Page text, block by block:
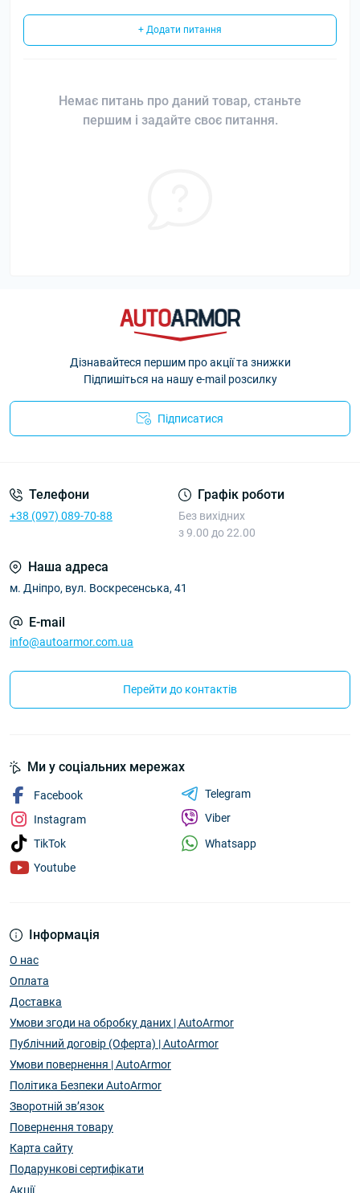
+ Додати питання
Немає питань про даний товар, станьте
першим і задайте своє питання.
Дізнавайтеся першим про акції та знижки
Підпишіться на нашу e-mail розсилку
Підписатися
Телефони
+38 (097) 089-70-88
Графік роботи
Без вихідних
з 9.00 до 22.00
Наша адреса
м. Дніпро, вул. Воскресенська, 41
E-mail
info@autoarmor.com.ua
Перейти до контактів
Інформація
О нас
Оплата
Доставка
Умови згоди на обробку даних | AutoArmor
Публічний договір (Оферта) | AutoArmor
Умови повернення | AutoArmor
Політика Безпеки AutoArmor
Зворотній зв’язок
Повернення товару
Карта сайту
Подарункові сертифікати
Акції
Ми у соціальних мережах
Facebook
Instagram
TikTok
Youtube
Telegram
Viber
Whatsapp